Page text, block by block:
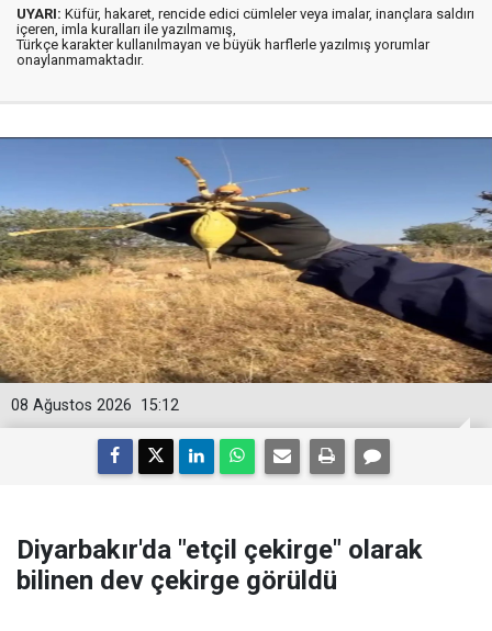
UYARI: Küfür, hakaret, rencide edici cümleler veya imalar, inançlara saldırı
içeren, imla kuralları ile yazılmamış,
Türkçe karakter kullanılmayan ve büyük harflerle yazılmış yorumlar
onaylanmamaktadır.
15:12
08 Ağustos 2026
Diyarbakır'da "etçil çekirge" olarak
bilinen dev çekirge görüldü